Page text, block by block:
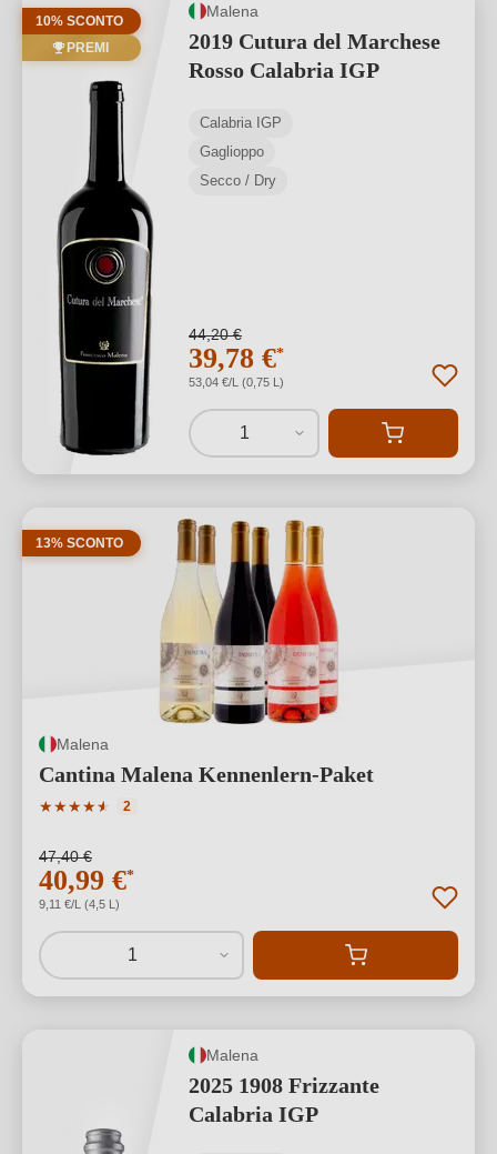
10% SCONTO
PREMI
Malena
2019 Cutura del Marchese
Rosso Calabria IGP
Calabria IGP
Gaglioppo
Secco / Dry
44,20 €
39,78 €*
53,04 €/L (0,75 L)
1
13% SCONTO
Malena
Cantina Malena Kennenlern-Paket
★★★★★
★
Valutazione media di 4.5 su 5 stelle
2
47,40 €
40,99 €*
9,11 €/L (4,5 L)
1
Malena
2025 1908 Frizzante
Calabria IGP